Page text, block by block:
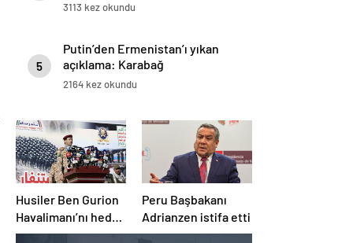
3113 kez okundu
5
Putin’den Ermenistan’ı yıkan
açıklama: Karabağ
Azerbaycan’ın ayrılmaz bir
2164 kez okundu
Husiler Ben Gurion
Havalimanı’nı hedef
aldı
Peru Başbakanı
Adrianzen istifa etti